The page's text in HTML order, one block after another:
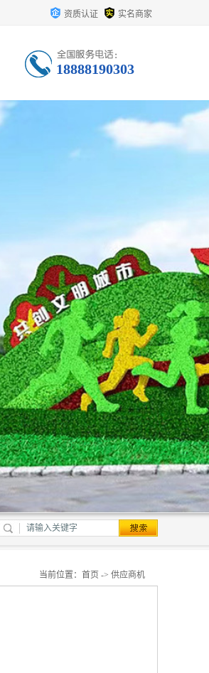
资质认证 实名商家
18888190303
当前位置： 首页 -> 供应商机